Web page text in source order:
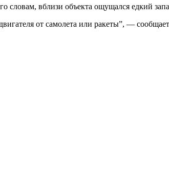
словам, вблизи объекта ощущался едкий
от самолета или ракеты”, —